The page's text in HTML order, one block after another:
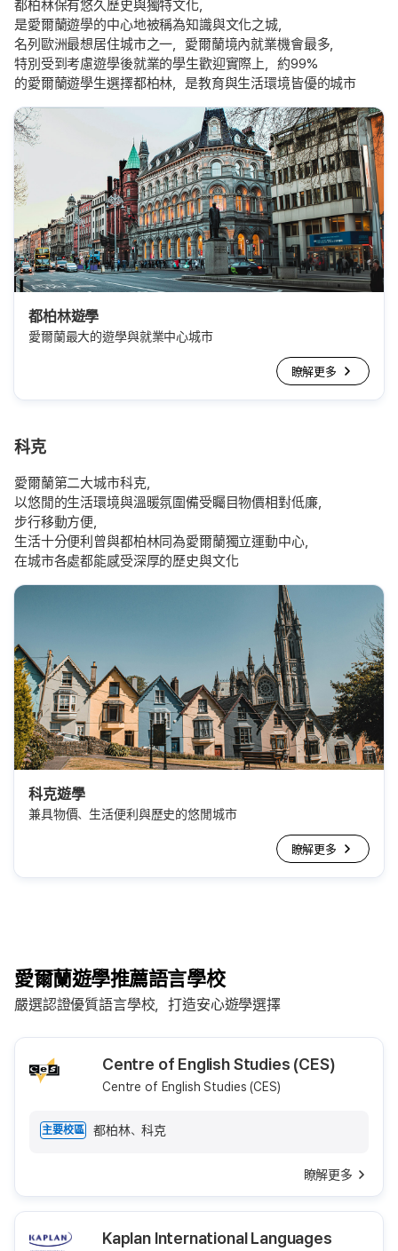
都柏林保有悠久歷史與獨特文化，
是愛爾蘭遊學的中心地被稱為知識與文化之城，
名列歐洲最想居住城市之一，愛爾蘭境內就業機會最多，
特別受到考慮遊學後就業的學生歡迎實際上，約99%
的愛爾蘭遊學生選擇都柏林，是教育與生活環境皆優的城市
都柏林遊學
愛爾蘭最大的遊學與就業中心城市
瞭解更多
科克
愛爾蘭第二大城市科克，
以悠閒的生活環境與溫暖氛圍備受矚目物價相對低廉，
步行移動方便，
生活十分便利曾與都柏林同為愛爾蘭獨立運動中心，
在城市各處都能感受深厚的歷史與文化
科克遊學
兼具物價、生活便利與歷史的悠閒城市
瞭解更多
愛爾蘭遊學推薦語言學校
嚴選認證優質語言學校，打造安心遊學選擇
Centre of English Studies (CES)
Centre of English Studies (CES)
主要校區 都柏林、科克
瞭解更多
Kaplan International Languages